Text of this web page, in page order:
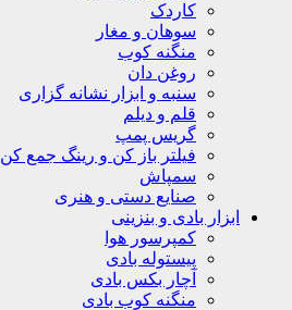
کاردک
سوهان و مغار
منگنه کوب
روغن دان
سنبه و ابزار نشانه گزاری
قلم و دیلم
گریس پمپ
فیلتر باز کن و رینگ جمع کن
سمپاش
صنایع دستی و هنری
ابزار بادی و بنزینی
کمپرسور هوا
پیستوله بادی
آچار بکس بادی
منگنه کوب بادی